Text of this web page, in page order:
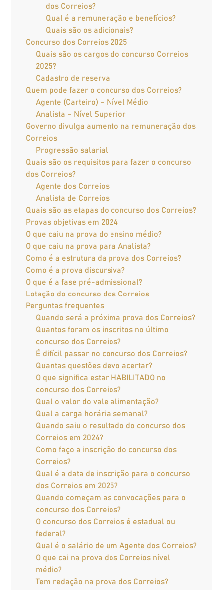
dos Correios?
Qual é a remuneração e benefícios?
Quais são os adicionais?
Concurso dos Correios 2025
Quais são os cargos do concurso Correios
2025?
Cadastro de reserva
Quem pode fazer o concurso dos Correios?
Agente (Carteiro) – Nível Médio
Analista – Nível Superior
Governo divulga aumento na remuneração dos
Correios
Progressão salarial
Quais são os requisitos para fazer o concurso
dos Correios?
Agente dos Correios
Analista de Correios
Quais são as etapas do concurso dos Correios?
Provas objetivas em 2024
O que caiu na prova do ensino médio?
O que caiu na prova para Analista?
Como é a estrutura da prova dos Correios?
Como é a prova discursiva?
O que é a fase pré-admissional?
Lotação do concurso dos Correios
Perguntas frequentes
Quando será a próxima prova dos Correios?
Quantos foram os inscritos no último
concurso dos Correios?
É difícil passar no concurso dos Correios?
Quantas questões devo acertar?
O que significa estar HABILITADO no
concurso dos Correios?
Qual o valor do vale alimentação?
Qual a carga horária semanal?
Quando saiu o resultado do concurso dos
Correios em 2024?
Como faço a inscrição do concurso dos
Correios?
Qual é a data de inscrição para o concurso
dos Correios em 2025?
Quando começam as convocações para o
concurso dos Correios?
O concurso dos Correios é estadual ou
federal?
Qual é o salário de um Agente dos Correios?
O que cai na prova dos Correios nível
médio?
Tem redação na prova dos Correios?